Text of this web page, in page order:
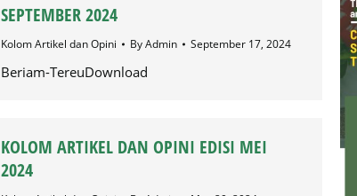
SEPTEMBER 2024
Kolom Artikel dan Opini ByAdmin September 17, 2024
Beriam-TereuDownload
KOLOM ARTIKEL DAN OPINI EDISI MEI
2024